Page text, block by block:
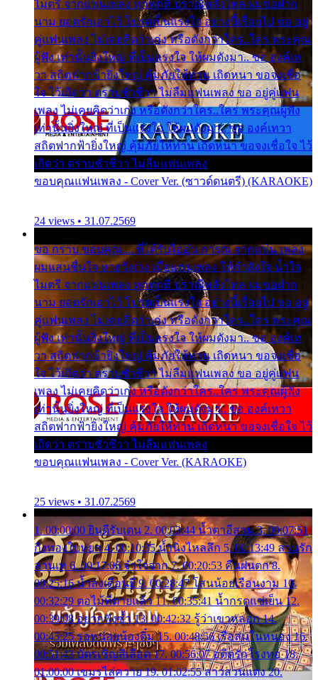
ไมตรี จากแฟนเพลง ทุกทุกที่ ปราณีหลั่งไหล ผมขอฝาก
นาม ยอดรักเอาไว้ โปรดเป็นแรงใจ อย่างนี้เรื่อยไป ขอ อยู่
คู่แฟนเพลง ไม่เคยคิดว่าเก่ง หรือดังกว่าใคร..ใคร พระคุณ
ผู้ฟัง เท่านั้นยิ่งใหญ่ ที่เป็นแรงใจ ให้ผมดังมา.. ขอ องค์เท
วา สถิตฟากฟ้ายิ่งใหญ่ คุ้มภัยให้ท่าน เถิดหนา ขอจงเชื่อ
ใจ ไว้เถิดว่า ตราบชั่วชีวา ไม่ลืมแฟนเพลง ขอ อยู่คู่แฟน
เพลง ไม่เคยคิดว่าเก่ง หรือดังกว่าใคร..ใคร พระคุณผู้ฟัง
เท่านั้นยิ่งใหญ่ ที่เป็นแรงใจ ให้ผมดังมา.. ขอ องค์เทวา
สถิตฟากฟ้ายิ่งใหญ่ คุ้มภัยให้ท่าน เถิดหนา ขอจงเชื่อใจ ไว้
เถิดว่า ตราบชั่วชีวา ไม่ลืมแฟนเพลง
ขอบคุณแฟนเพลง - Cover Ver. (ซาวด์ดนตรี) (KARAOKE)
24 views • 31.07.2569
ขอ กราบ ขอบคุณ.... ที่ได้รับไออุ่น การุณ จากแฟน เพลง
ผมแสนชื่นใจ หายวังเวง เมื่อแฟนเพลง ให้กำลังใจ น้ำใจ
ไมตรี จากแฟนเพลง ทุกทุกที่ ปราณีหลั่งไหล ผมขอฝาก
นาม ยอดรักเอาไว้ โปรดเป็นแรงใจ อย่างนี้เรื่อยไป ขอ อยู่
คู่แฟนเพลง ไม่เคยคิดว่าเก่ง หรือดังกว่าใคร..ใคร พระคุณ
ผู้ฟัง เท่านั้นยิ่งใหญ่ ที่เป็นแรงใจ ให้ผมดังมา.. ขอ องค์เท
วา สถิตฟากฟ้ายิ่งใหญ่ คุ้มภัยให้ท่าน เถิดหนา ขอจงเชื่อ
ใจ ไว้เถิดว่า ตราบชั่วชีวา ไม่ลืมแฟนเพลง ขอ อยู่คู่แฟน
เพลง ไม่เคยคิดว่าเก่ง หรือดังกว่าใคร..ใคร พระคุณผู้ฟัง
เท่านั้นยิ่งใหญ่ ที่เป็นแรงใจ ให้ผมดังมา.. ขอ องค์เทวา
สถิตฟากฟ้ายิ่งใหญ่ คุ้มภัยให้ท่าน เถิดหนา ขอจงเชื่อใจ ไว้
เถิดว่า ตราบชั่วชีวา ไม่ลืมแฟนเพลง
ขอบคุณแฟนเพลง - Cover Ver. (KARAOKE)
25 views • 31.07.2569
1. 00:00:00 ยินดีรับเดน 2. 00:03:44 น้ำตาอีสาน 3. 00:07:51
กิ่งทองใบหยก 4. 00:10:35 น้ำนิ่งไหลลึก 5. 00:13:49 ลานรัก
ลานเท 6. 00:17:06 จำใจจาก 7. 00:20:53 คืนฝนตก 8.
00:25:16 น้ำลงเดือนยี่ 9. 00:28:47 โสนน้อยเรือนงาม 10.
00:32:29 ตอไม้ที่ตายแล้ว 11. 00:35:41 น้ำกรดแช่เย็น 12.
00:39:08 อยากฟังซ้ำ 13. 00:42:32 รู้ว่าเขาหลอก 14.
00:45:25 รอหน่อยน้องติ๋ม 15. 00:48:56 เรือล่มในหนอง 16.
00:51:43 บัตรเชิญสีเลือด 17. 00:56:07 อดีตรักโรงทอ 18.
01:00:00 เขมรไล่ควาย 19. 01:02:55 สาวสวนแตง 20.